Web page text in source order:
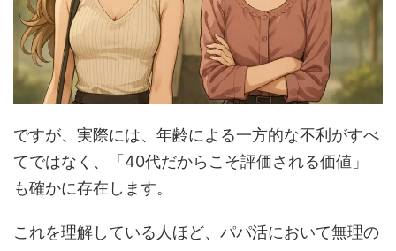
ですが、実際には、年齢による一方的な不利がすべ
てではなく、「40代だからこそ評価される価値」
も確かに存在します。
これを理解している人ほど、パパ活において無理の